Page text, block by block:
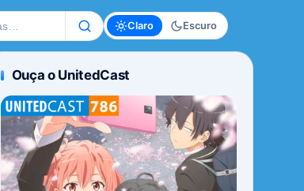
Claro Escuro
Ouça o UnitedCast